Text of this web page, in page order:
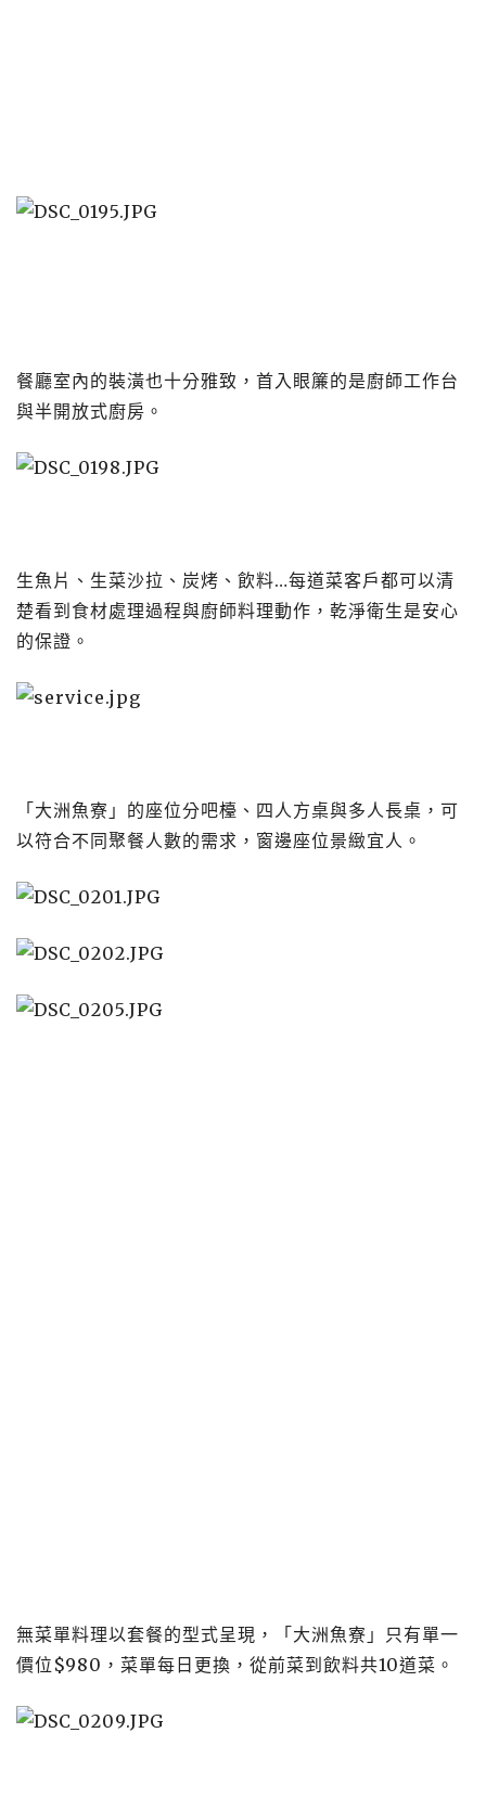
餐廳室內的裝潢也十分雅致，首入眼簾的是廚師工作台
與半開放式廚房。
生魚片、生菜沙拉、炭烤、飲料…每道菜客戶都可以清
楚看到食材處理過程與廚師料理動作，乾淨衛生是安心
的保證。
「大洲魚寮」的座位分吧檯、四人方桌與多人長桌，可
以符合不同聚餐人數的需求，窗邊座位景緻宜人。
無菜單料理以套餐的型式呈現，「大洲魚寮」只有單一
價位$980，菜單每日更換，從前菜到飲料共10道菜。